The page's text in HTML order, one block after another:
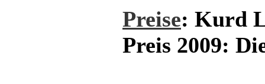
Preise: Kurd
Preis 2009: